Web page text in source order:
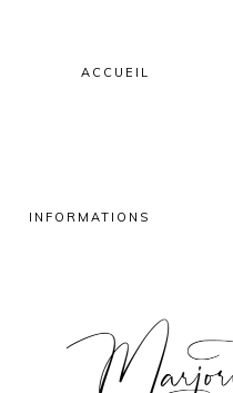
ACCUEIL
INFORMATIONS